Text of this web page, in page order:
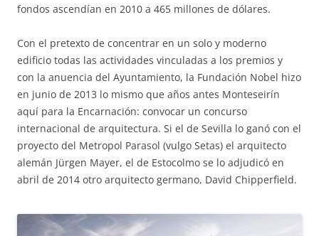
fondos ascendían en 2010 a 465 millones de dólares.
Con el pretexto de concentrar en un solo y moderno
edificio todas las actividades vinculadas a los premios y
con la anuencia del Ayuntamiento, la Fundación Nobel hizo
en junio de 2013 lo mismo que años antes Monteseirín
aquí para la Encarnación: convocar un concurso
internacional de arquitectura. Si el de Sevilla lo ganó con el
proyecto del Metropol Parasol (vulgo Setas) el arquitecto
alemán Jürgen Mayer, el de Estocolmo se lo adjudicó en
abril de 2014 otro arquitecto germano, David Chipperfield.